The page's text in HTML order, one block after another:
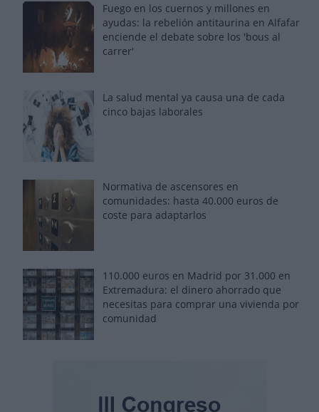
Fuego en los cuernos y millones en
ayudas: la rebelión antitaurina en Alfafar
enciende el debate sobre los 'bous al
carrer'
La salud mental ya causa una de cada
cinco bajas laborales
Normativa de ascensores en
comunidades: hasta 40.000 euros de
coste para adaptarlos
110.000 euros en Madrid por 31.000 en
Extremadura: el dinero ahorrado que
necesitas para comprar una vivienda por
comunidad